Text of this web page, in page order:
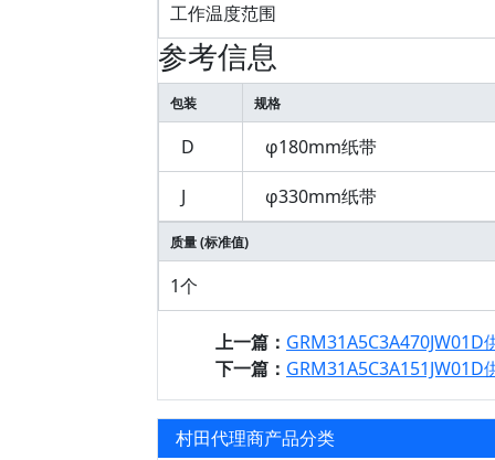
工作温度范围
参考信息
包装 规格
D φ180mm纸带
J φ330mm纸带
质量 (标准值)
1个
上一篇：
下一篇：
村田代理商产品分类